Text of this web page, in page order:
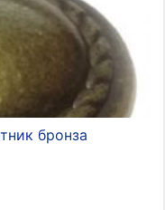
бронза